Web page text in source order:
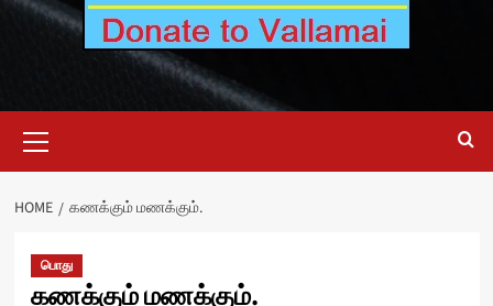
Menu
HOME கணக்கும் மணக்கும்.
பொது
கணக்கும் மணக்கும்.